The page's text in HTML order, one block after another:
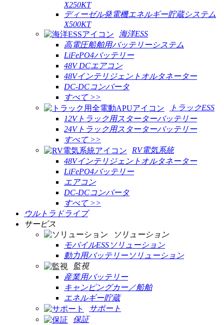
X250KT
ディーゼル発電機エネルギー貯蔵システム
X500KT
海洋ESS
高電圧船舶用バッテリーシステム
LiFePO4バッテリー
48V DCエアコン
48Vインテリジェントオルタネーター
DC-DCコンバータ
すべて >>
トラックESS
12Vトラック用スターターバッテリー
24Vトラック用スターターバッテリー
すべて >>
RV電気系統
48Vインテリジェントオルタネーター
LiFePO4バッテリー
エアコン
DC-DCコンバータ
すべて >>
ウルトラドライブ
サービス
ソリューション
モバイルESSソリューション
動力用バッテリーソリューション
監視
産業用バッテリー
キャンピングカー／船舶
エネルギー貯蔵
サポート
保証